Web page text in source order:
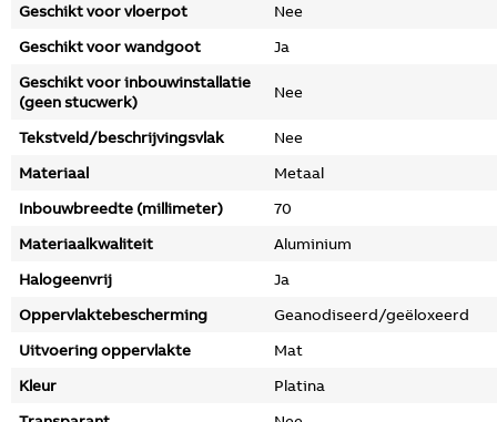
Geschikt voor vloerpot
Nee
Geschikt voor wandgoot
Ja
Geschikt voor inbouwinstallatie
(geen stucwerk)
Nee
Tekstveld/beschrijvingsvlak
Nee
Materiaal
Metaal
Inbouwbreedte (millimeter)
70
Materiaalkwaliteit
Aluminium
Halogeenvrij
Ja
Oppervlaktebescherming
Geanodiseerd/geëloxeerd
Uitvoering oppervlakte
Mat
Kleur
Platina